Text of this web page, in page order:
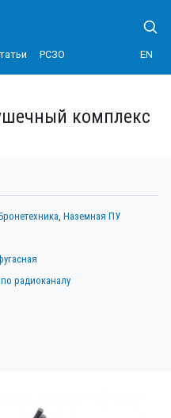
РСЗО EN
С1
комплекс
,Наземная ПУ
радиоканалу